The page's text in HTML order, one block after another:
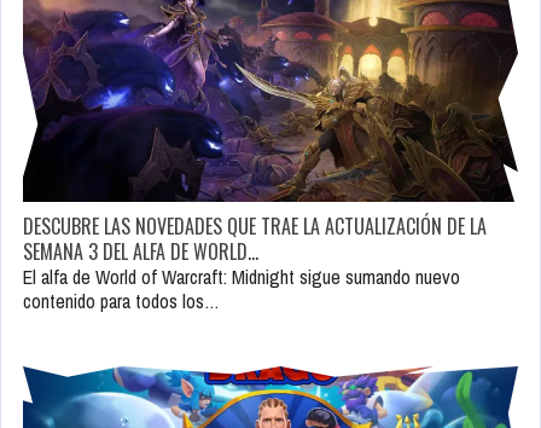
DESCUBRE LAS NOVEDADES QUE TRAE LA ACTUALIZACIÓN DE LA
SEMANA 3 DEL ALFA DE WORLD…
El alfa de World of Warcraft: Midnight sigue sumando nuevo
contenido para todos los…